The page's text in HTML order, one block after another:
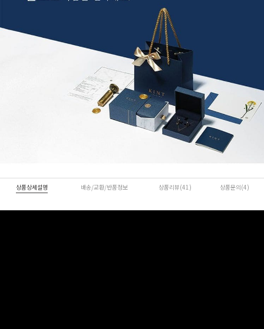
상품상세설명 배송/교환/반품정보 상품리뷰(41) 상품문의(4)